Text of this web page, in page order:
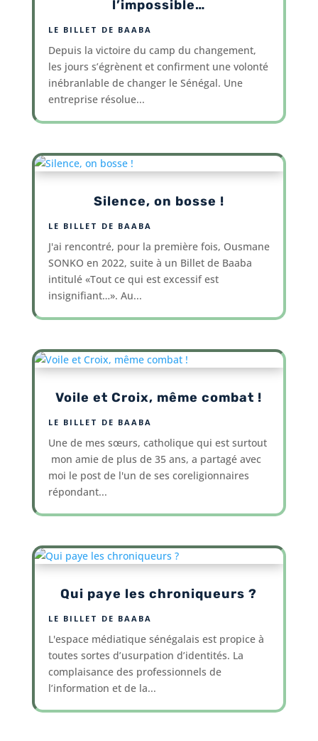
l’impossible…
LE BILLET DE BAABA
Depuis la victoire du camp du changement,
les jours s’égrènent et confirment une volonté
inébranlable de changer le Sénégal. Une
entreprise résolue...
Silence, on bosse !
LE BILLET DE BAABA
J'ai rencontré, pour la première fois, Ousmane
SONKO en 2022, suite à un Billet de Baaba
intitulé «Tout ce qui est excessif est
insignifiant…». Au...
Voile et Croix, même combat !
LE BILLET DE BAABA
Une de mes sœurs, catholique qui est surtout
mon amie de plus de 35 ans, a partagé avec
moi le post de l'un de ses coreligionnaires
répondant...
Qui paye les chroniqueurs ?
LE BILLET DE BAABA
L'espace médiatique sénégalais est propice à
toutes sortes d’usurpation d’identités. La
complaisance des professionnels de
l’information et de la...